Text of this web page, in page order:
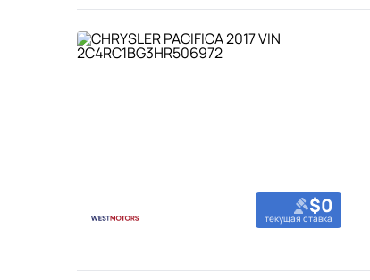
$0
текущая ставка